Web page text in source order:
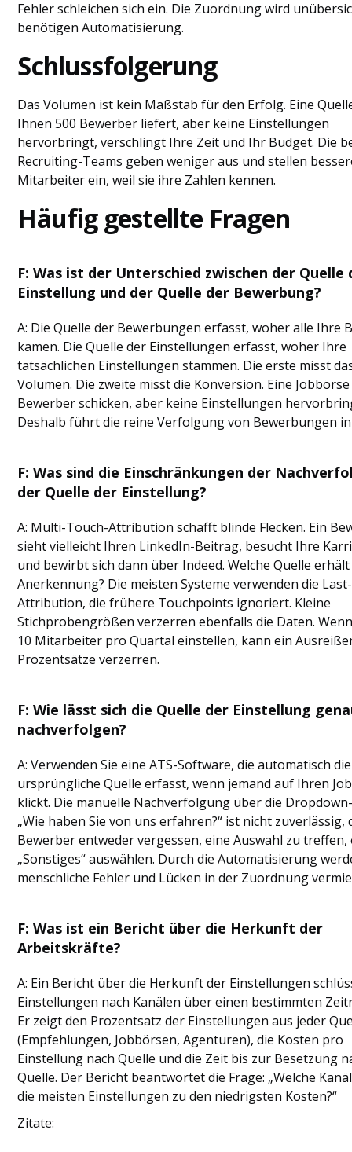
Fehler schleichen sich ein. Die Zuordnung wird
benötigen Automatisierung.
Schlussfolgerung
Das Volumen ist kein Maßstab für den Erfolg. Eine
Ihnen 500 Bewerber liefert, aber keine Einstellungen
hervorbringt, verschlingt Ihre Zeit und Ihr Budget. Die
Recruiting-Teams geben weniger aus und stellen
Mitarbeiter ein, weil sie ihre Zahlen kennen.
Häufig gestellte Fragen
F: Was ist der Unterschied zwischen der Quelle
Einstellung und der Quelle der Bewerbung?
A: Die Quelle der Bewerbungen erfasst, woher alle Ihre
kamen. Die Quelle der Einstellungen erfasst, woher Ihre
tatsächlichen Einstellungen stammen. Die erste misst
Volumen. Die zweite misst die Konversion. Eine
Bewerber schicken, aber keine Einstellungen
Deshalb führt die reine Verfolgung von Bewerbungen
F: Was sind die Einschränkungen der
der Quelle der Einstellung?
A: Multi-Touch-Attribution schafft blinde Flecken. Ein
sieht vielleicht Ihren LinkedIn-Beitrag, besucht Ihre
und bewirbt sich dann über Indeed. Welche Quelle
Anerkennung? Die meisten Systeme verwenden die
Attribution, die frühere Touchpoints ignoriert. Kleine
Stichprobengrößen verzerren ebenfalls die Daten.
10 Mitarbeiter pro Quartal einstellen, kann ein
Prozentsätze verzerren.
F: Wie lässt sich die Quelle der Einstellung
nachverfolgen?
A: Verwenden Sie eine ATS-Software, die automatisch die
ursprüngliche Quelle erfasst, wenn jemand auf Ihren
klickt. Die manuelle Nachverfolgung über die
„Wie haben Sie von uns erfahren?“ ist nicht zuverlässig,
Bewerber entweder vergessen, eine Auswahl zu treffen,
„Sonstiges“ auswählen. Durch die Automatisierung
menschliche Fehler und Lücken in der Zuordnung
F: Was ist ein Bericht über die Herkunft der
Arbeitskräfte?
A: Ein Bericht über die Herkunft der Einstellungen
Einstellungen nach Kanälen über einen bestimmten
Er zeigt den Prozentsatz der Einstellungen aus jeder
(Empfehlungen, Jobbörsen, Agenturen), die Kosten pro
Einstellung nach Quelle und die Zeit bis zur Besetzung
Quelle. Der Bericht beantwortet die Frage: „Welche
die meisten Einstellungen zu den niedrigsten Kosten?“
Zitate: